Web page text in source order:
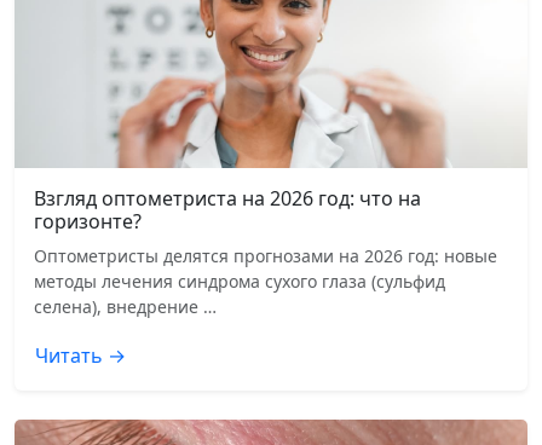
Взгляд оптометриста на 2026 год: что на
горизонте?
Оптометристы делятся прогнозами на 2026 год: новые
методы лечения синдрома сухого глаза (сульфид
селена), внедрение …
Читать →